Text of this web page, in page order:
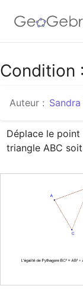
Google
Classe
Condition
Auteur :
Déplace le
triangle ABC